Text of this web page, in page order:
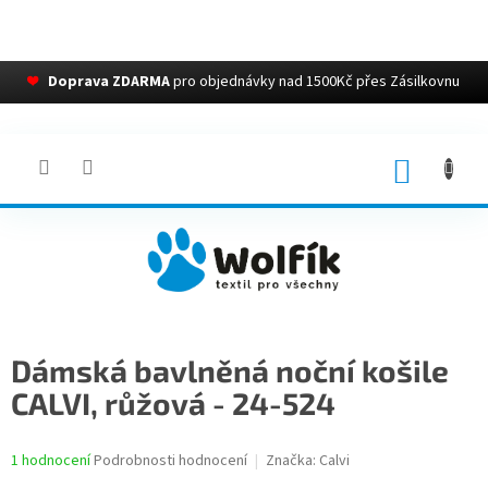
❤ Doprava ZDARMApro objednávky nad 1500Kč přes Zásilkovnu
Dámská bavlněná noční košile
CALVI, růžová - 24-524
Průměrné
1 hodnoceníPodrobnosti hodnocení Značka: Calvi